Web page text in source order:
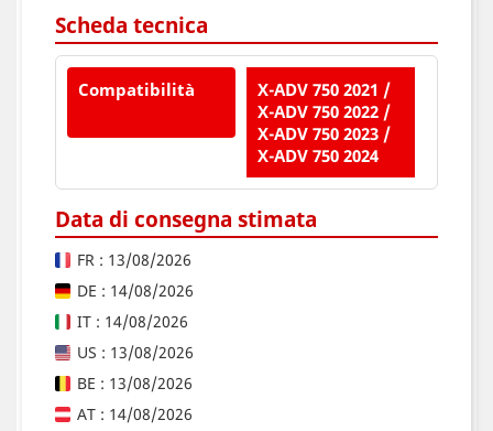
Scheda tecnica
Compatibilità
X-ADV 750 2021 /
X-ADV 750 2022 /
X-ADV 750 2023 /
X-ADV 750 2024
Data di consegna stimata
FR : 13/08/2026
DE : 14/08/2026
IT : 14/08/2026
US : 13/08/2026
BE : 13/08/2026
AT : 14/08/2026